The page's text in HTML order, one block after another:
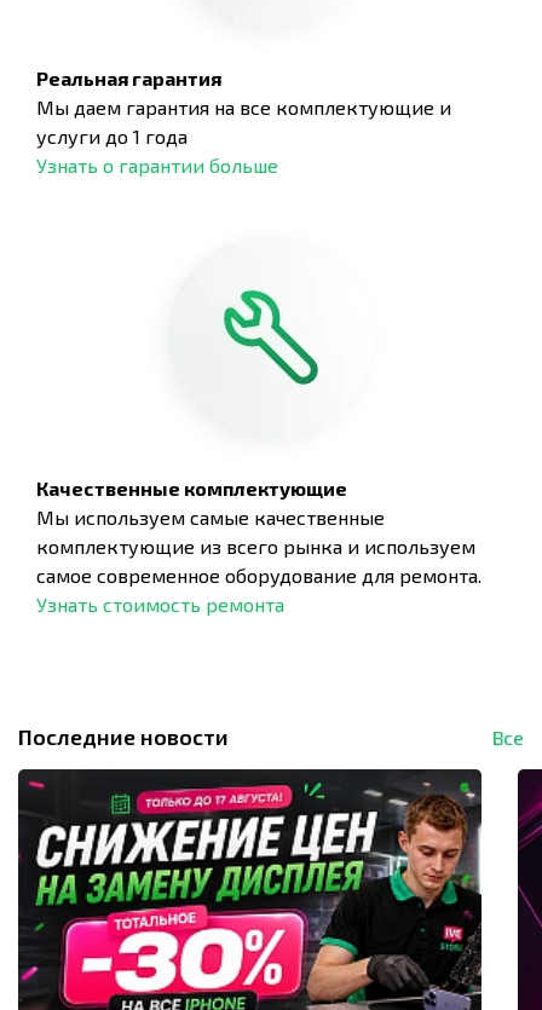
Реальная гарантия
Мы даем гарантия на все комплектующие и
услуги до 1 года
Узнать о гарантии больше
Качественные комплектующие
Мы используем самые качественные
комплектующие из всего рынка и используем
самое современное оборудование для ремонта.
Узнать стоимость ремонта
Последние новости Все